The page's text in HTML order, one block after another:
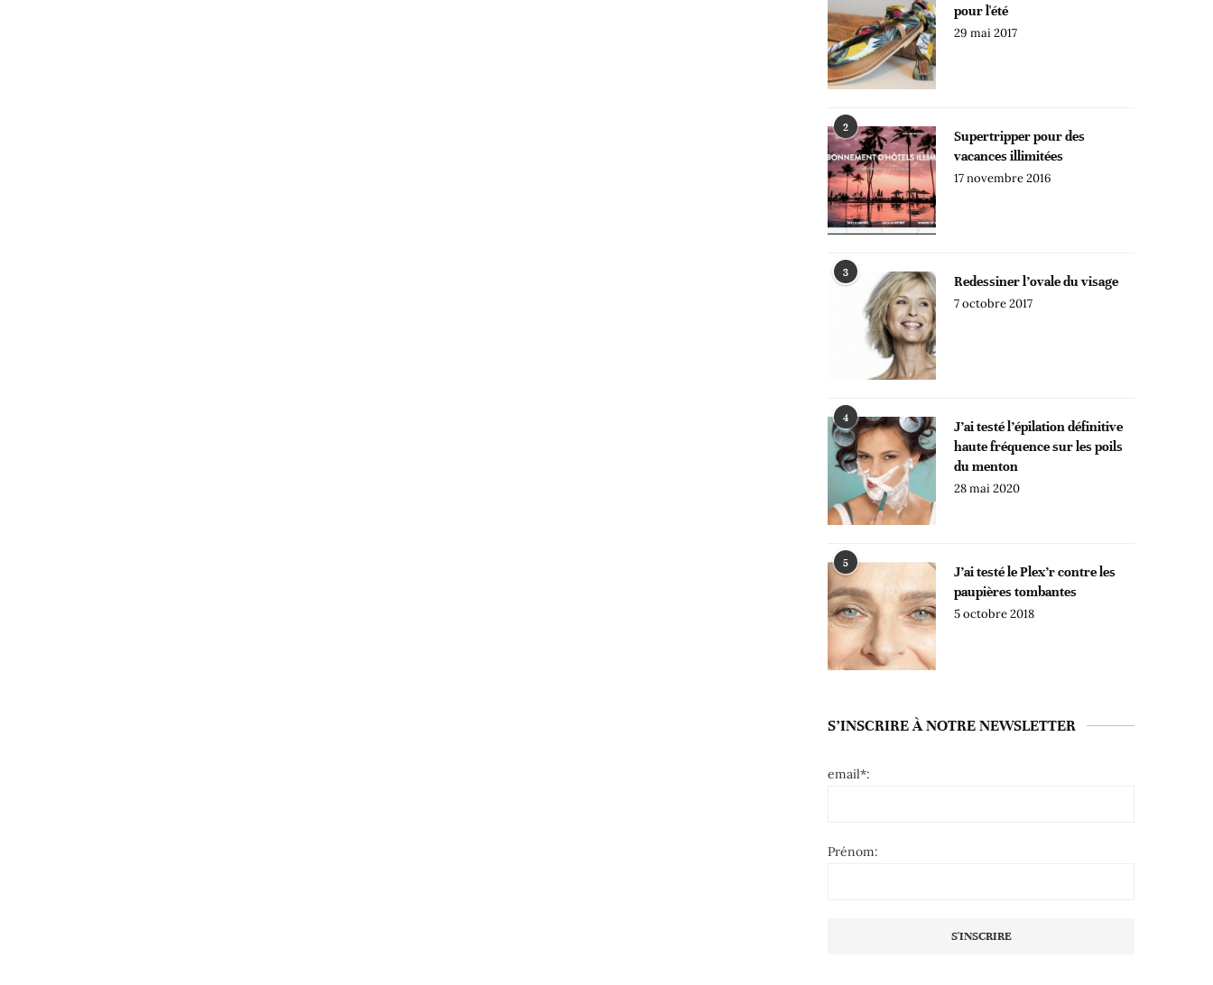
pour l'été
29 mai 2017
2
Supertripper pour des
vacances illimitées
17 novembre 2016
3
Redessiner l’ovale du visage
7 octobre 2017
4
J’ai testé l’épilation définitive
haute fréquence sur les poils
du menton
28 mai 2020
5
J’ai testé le Plex’r contre les
paupières tombantes
5 octobre 2018
S’INSCRIRE À NOTRE NEWSLETTER
email*:
Prénom: